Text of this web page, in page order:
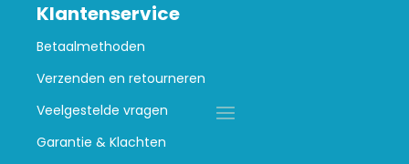
Klantenservice
Betaalmethoden
Verzenden en retourneren
Veelgestelde vragen
Garantie & Klachten